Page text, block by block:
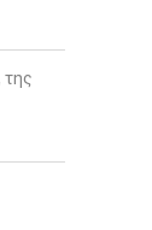
της